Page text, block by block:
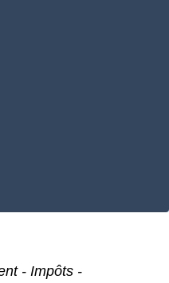
- Impôts -